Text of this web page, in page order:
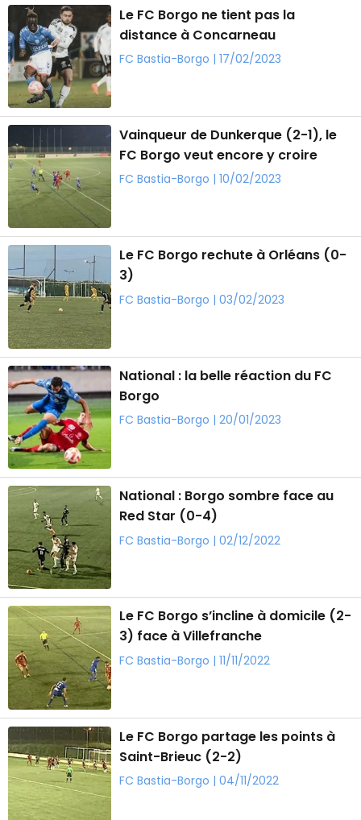
Le FC Borgo ne tient pas la
distance à Concarneau
FC Bastia-Borgo | 17/02/2023
Vainqueur de Dunkerque (2-1), le
FC Borgo veut encore y croire
FC Bastia-Borgo | 10/02/2023
Le FC Borgo rechute à Orléans (0-
3)
FC Bastia-Borgo | 03/02/2023
National : la belle réaction du FC
Borgo
FC Bastia-Borgo | 20/01/2023
National : Borgo sombre face au
Red Star (0-4)
FC Bastia-Borgo | 02/12/2022
Le FC Borgo s’incline à domicile (2-
3) face à Villefranche
FC Bastia-Borgo | 11/11/2022
Le FC Borgo partage les points à
Saint-Brieuc (2-2)
FC Bastia-Borgo | 04/11/2022